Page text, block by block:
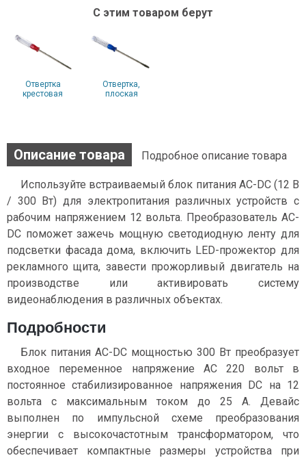
С этим товаром берут
Отвертка
крестовая
Отвертка,
плоская
Описание товара Подробное описание товара
Используйте встраиваемый блок питания AC-DC (12 В
/ 300 Вт) для электропитания различных устройств с
рабочим напряжением 12 вольта. Преобразователь AC-
DC поможет зажечь мощную светодиодную ленту для
подсветки фасада дома, включить LED-прожектор для
рекламного щита, завести прожорливый двигатель на
производстве или активировать систему
видеонаблюдения в различных объектах.
Подробности
Блок питания AC-DC мощностью 300 Вт преобразует
входное переменное напряжение AC 220 вольт в
постоянное стабилизированное напряжения DC на 12
вольта с максимальным током до 25 А. Девайс
выполнен по импульсной схеме преобразования
энергии с высокочастотным трансформатором, что
обеспечивает компактные размеры устройства при